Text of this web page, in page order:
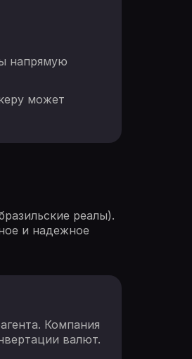
напрямую
может
реалы).
и надежное
Компания
валют.